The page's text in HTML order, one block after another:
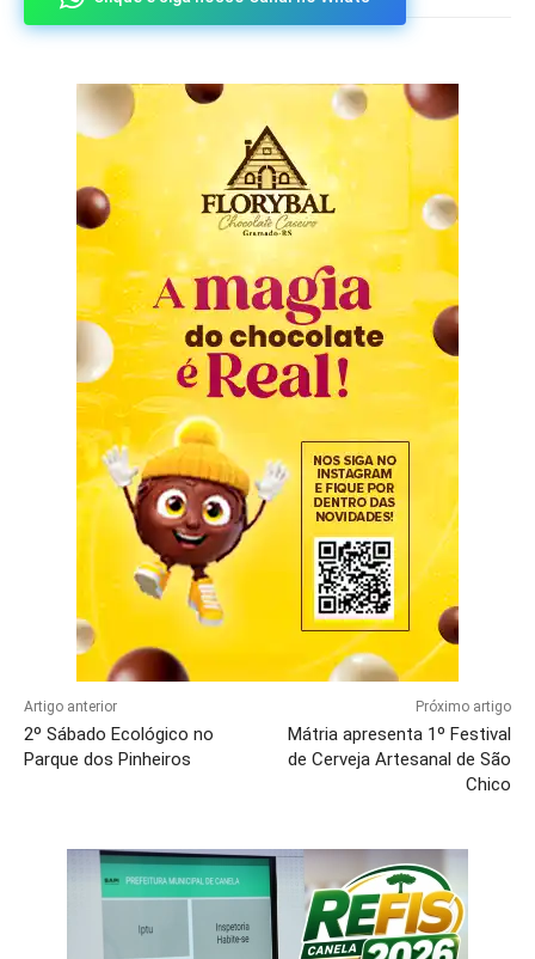
Artigo anterior
2º Sábado Ecológico no
Parque dos Pinheiros
Próximo artigo
Mátria apresenta 1º Festival
de Cerveja Artesanal de São
Chico